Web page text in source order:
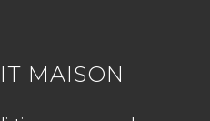
MAISON